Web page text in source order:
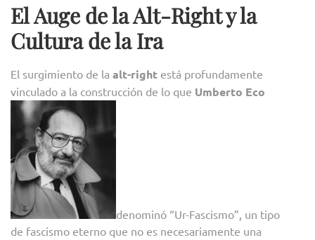
El Auge de la Alt-Right y la
Cultura de la Ira
El surgimiento de la alt-right está profundamente
vinculado a la construcción de lo que Umberto Eco
denominó “Ur-Fascismo”, un tipo
de fascismo eterno que no es necesariamente una